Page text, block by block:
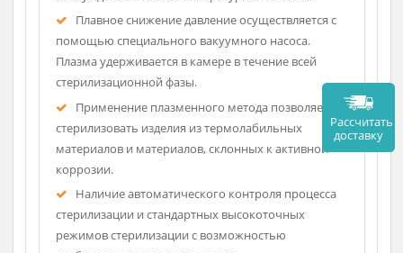
более 55°С / 40-70 мин.
Создание в вакуумной камере с парами
пероксида водорода биоцидной плазменной
среды.
Стерилизация изделий осуществляется в парах
стерилизующего средства с последующим
возбуждением низкотемпературной плазмы.
Плавное снижение давление осуществляется с
помощью специального вакуумного насоса.
Плазма удерживается в камере в течение всей